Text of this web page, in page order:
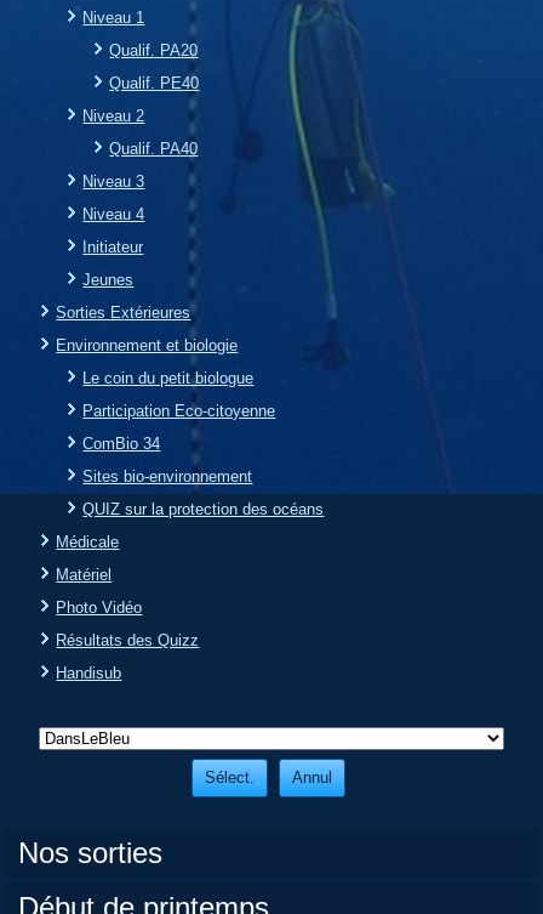
Niveau 1
Qualif. PA20
Qualif. PE40
Niveau 2
Qualif. PA40
Niveau 3
Niveau 4
Initiateur
Jeunes
Sorties Extérieures
Environnement et biologie
Le coin du petit biologue
Participation Eco-citoyenne
ComBio 34
Sites bio-environnement
QUIZ sur la protection des océans
Médicale
Matériel
Photo Vidéo
Résultats des Quizz
Handisub
Nos sorties
Début de printemps